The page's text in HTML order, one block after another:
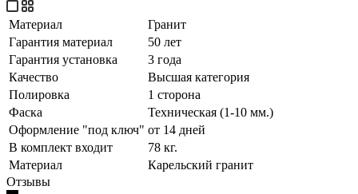
Материал
Гранит
Гарантия материал
50 лет
Гарантия установка
3 года
Качество
Высшая категория
Полировка
1 сторона
Фаска
Техническая (1-10 мм.)
Оформление "под ключ" от 14 дней
В комплект входит
78 кг.
Материал
Карельский гранит
Отзывы